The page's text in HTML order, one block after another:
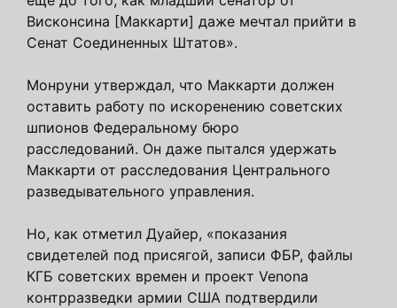
Висконсина [Маккарти] даже мечтал прийти в
Сенат Соединенных Штатов».
Монруни утверждал, что Маккарти должен
оставить работу по искоренению советских
шпионов Федеральному бюро
расследований. Он даже пытался удержать
Маккарти от расследования Центрального
разведывательного управления.
Но, как отметил Дуайер, «показания
свидетелей под присягой, записи ФБР, файлы
КГБ советских времен и проект Venona
контрразведки армии США подтвердили